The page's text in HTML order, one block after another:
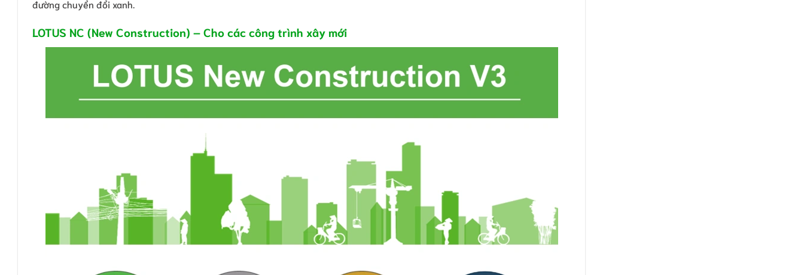
đường chuyển đổi xanh.
LOTUS NC (New Construction) – Cho các công trình xây mới